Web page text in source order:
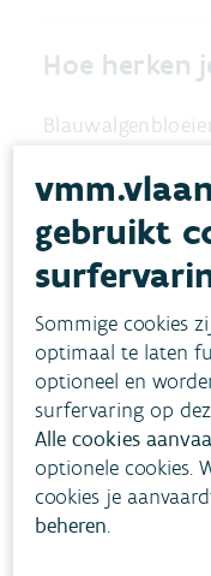
Hoe herken
gebruikt
Sommige cookies
optimaal te laten
optioneel en
surfervaring op
Alle cookies
optionele cookies.
cookies je
beheren.